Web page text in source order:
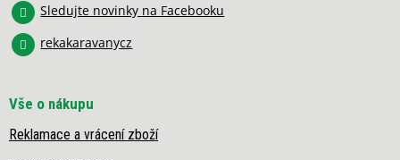
y
Sledujte novinky na Facebooku
rekakaravanycz
Vše o nákupu
Reklamace a vrácení zboží